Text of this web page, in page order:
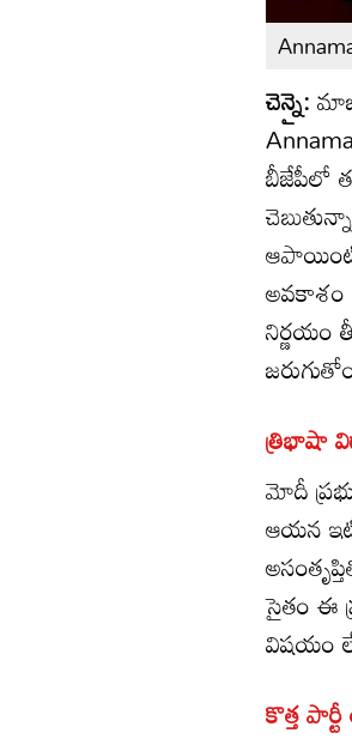
చెన్నై:
బీజేపీలో
అవకాశం
నిర్ణయం
త్రిభాషా
మోదీ
ఆయన
సైతం ఈ
విషయం
కొత్త